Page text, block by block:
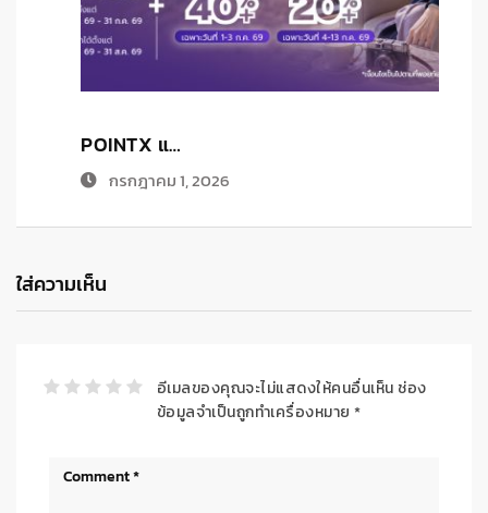
POINTX แ…
กรกฎาคม 1, 2026
ใส่ความเห็น
อีเมลของคุณจะไม่แสดงให้คนอื่นเห็น ช่อง
ข้อมูลจำเป็นถูกทำเครื่องหมาย *